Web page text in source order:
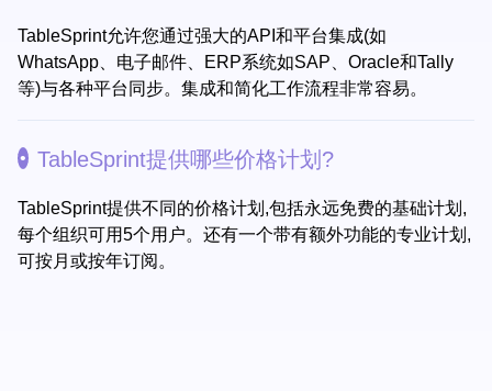
TableSprint允许您通过强大的API和平台集成(如
WhatsApp、电子邮件、ERP系统如SAP、Oracle和Tally
等)与各种平台同步。集成和简化工作流程非常容易。
TableSprint提供哪些价格计划?
TableSprint提供不同的价格计划,包括永远免费的基础计划,
每个组织可用5个用户。还有一个带有额外功能的专业计划,
可按月或按年订阅。